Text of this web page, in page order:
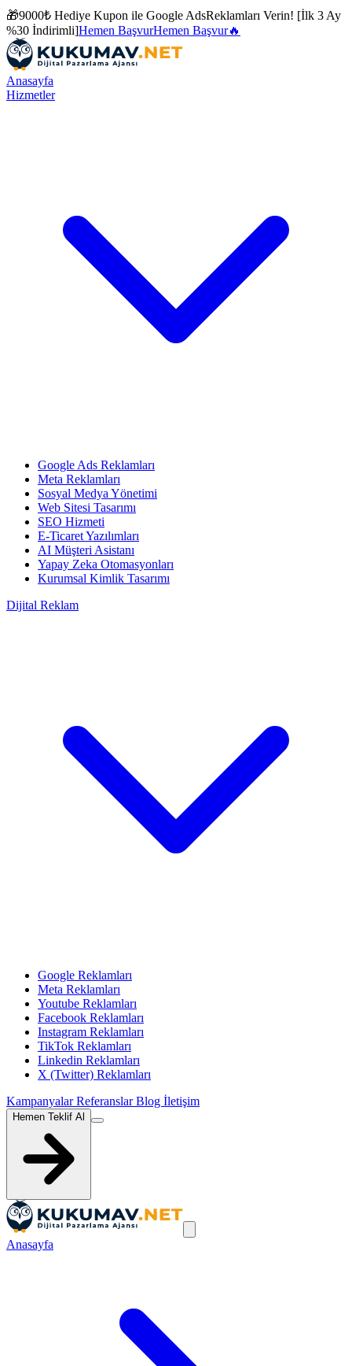
🎁9000₺ Hediye Kupon ile Google AdsReklamları Verin! [İlk 3 Ay
%30 İndirimli]Hemen BaşvurHemen Başvur🔥
Anasayfa
Hizmetler
Google Ads Reklamları
Meta Reklamları
Sosyal Medya Yönetimi
Web Sitesi Tasarımı
SEO Hizmeti
E-Ticaret Yazılımları
AI Müşteri Asistanı
Yapay Zeka Otomasyonları
Kurumsal Kimlik Tasarımı
Dijital Reklam
Google Reklamları
Meta Reklamları
Youtube Reklamları
Facebook Reklamları
Instagram Reklamları
TikTok Reklamları
Linkedin Reklamları
X (Twitter) Reklamları
KampanyalarReferanslarBlog İletişim
Hemen Teklif Al
Anasayfa